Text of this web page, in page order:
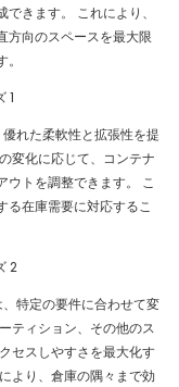
きます。 これにより、
方向のスペースを最大限
れた柔軟性と拡張性を提
変化に応じて、コンテナ
ウトを調整できます。 こ
る在庫需要に対応するこ
特定の要件に合わせて変
ティション、その他のス
セスしやすさを最大化す
より、倉庫の隅々まで効